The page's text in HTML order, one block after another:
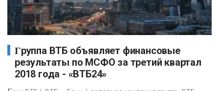
Группа ВТБ объявляет финансовые
результаты по МСФО за третий квартал
2018 года - «ВТБ24»